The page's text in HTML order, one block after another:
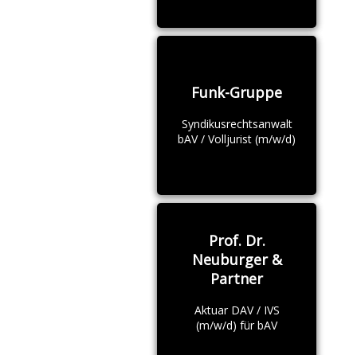
Funk-Gruppe
Syndikusrechtsanwalt
bAV / Volljurist (m/w/d)
Prof. Dr.
Neuburger &
Partner
Aktuar DAV / IVS
(m/w/d) für bAV